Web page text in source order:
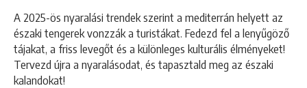
A 2025-ös nyaralási trendek szerint a mediterrán helyett az
északi tengerek vonzzák a turistákat. Fedezd fel a lenyűgöző
tájakat, a friss levegőt és a különleges kulturális élményeket!
Tervezd újra a nyaralásodat, és tapasztald meg az északi
kalandokat!